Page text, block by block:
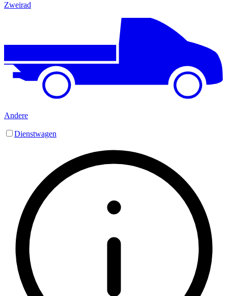
Zweirad
Andere
Dienstwagen